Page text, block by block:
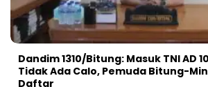
Dandim 1310/Bitung: Masuk TNI AD
Tidak Ada Calo, Pemuda Bitung-
Daftar